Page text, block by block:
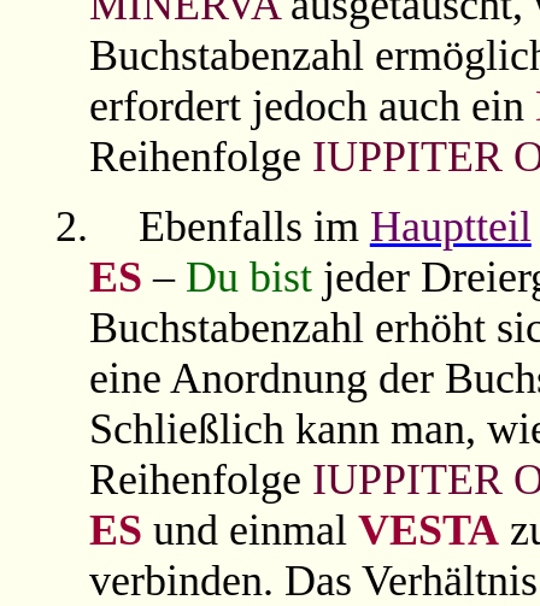
Buchstabenzahl
erfordert jedoch auch ein
Reihenfolge IUPPITER
2.
Ebenfalls im Hauptteil
ES – Du bist jeder
Buchstabenzahl erhöht
eine Anordnung der
Schließlich kann man,
Reihenfolge IUPPITER
ES und einmalVESTA
verbinden. Das